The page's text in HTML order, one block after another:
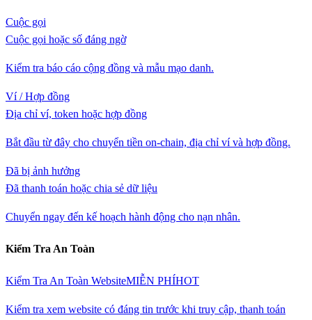
Cuộc gọi
Cuộc gọi hoặc số đáng ngờ
Kiểm tra báo cáo cộng đồng và mẫu mạo danh.
Ví / Hợp đồng
Địa chỉ ví, token hoặc hợp đồng
Bắt đầu từ đây cho chuyển tiền on-chain, địa chỉ ví và hợp đồng.
Đã bị ảnh hưởng
Đã thanh toán hoặc chia sẻ dữ liệu
Chuyển ngay đến kế hoạch hành động cho nạn nhân.
Kiểm Tra An Toàn
Kiểm Tra An Toàn WebsiteMIỄN PHÍHOT
Kiểm tra xem website có đáng tin trước khi truy cập, thanh toán